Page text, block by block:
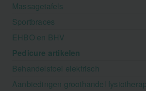
Massagetafels
Sportbraces
EHBO en BHV
Pedicure artikelen
Behandelstoel elektrisch
Aanbiedingen groothandel